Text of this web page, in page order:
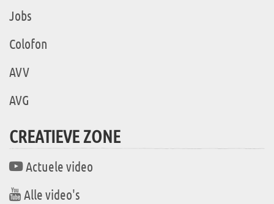
Jobs
Colofon
AVV
AVG
CREATIEVE ZONE
Actuele video
Alle video's